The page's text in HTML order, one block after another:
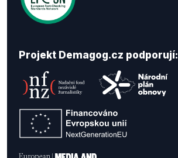
Projekt Demagog.cz podporují: